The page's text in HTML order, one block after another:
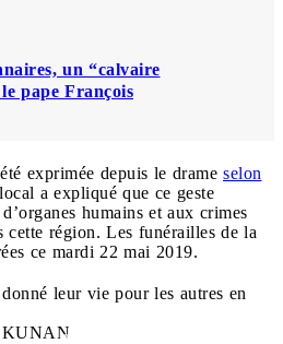
un “calvaire
pape François
exprimée depuis le drame selon
a expliqué que ce geste
humains et aux crimes
région. Les funérailles de la
ce mardi 22 mai 2019.
leur vie pour les autres en